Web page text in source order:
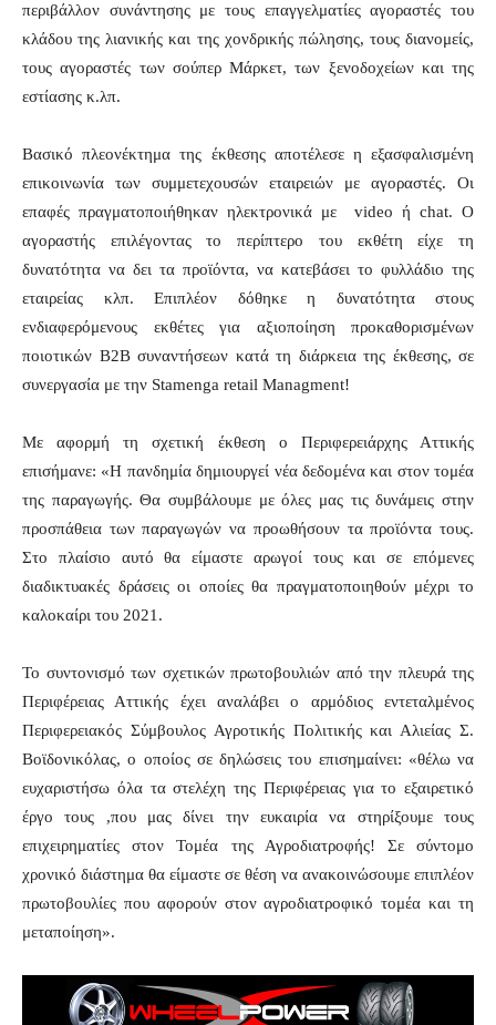
περιβάλλον συνάντησης με τους επαγγελματίες αγοραστές του
κλάδου της λιανικής και της χονδρικής πώλησης, τους διανομείς,
τους αγοραστές των σούπερ Μάρκετ, των ξενοδοχείων και της
εστίασης κ.λπ.
Βασικό πλεονέκτημα της έκθεσης αποτέλεσε η εξασφαλισμένη
επικοινωνία των συμμετεχουσών εταιρειών με αγοραστές. Οι
επαφές πραγματοποιήθηκαν ηλεκτρονικά με video ή chat. Ο
αγοραστής επιλέγοντας το περίπτερο του εκθέτη είχε τη
δυνατότητα να δει τα προϊόντα, να κατεβάσει το φυλλάδιο της
εταιρείας κλπ. Επιπλέον δόθηκε η δυνατότητα στους
ενδιαφερόμενους εκθέτες για αξιοποίηση προκαθορισμένων
ποιοτικών Β2Β συναντήσεων κατά τη διάρκεια της έκθεσης, σε
συνεργασία με την Stamenga retail Managment!
Με αφορμή τη σχετική έκθεση ο Περιφερειάρχης Αττικής
επισήμανε: «Η πανδημία δημιουργεί νέα δεδομένα και στον τομέα
της παραγωγής. Θα συμβάλουμε με όλες μας τις δυνάμεις στην
προσπάθεια των παραγωγών να προωθήσουν τα προϊόντα τους.
Στο πλαίσιο αυτό θα είμαστε αρωγοί τους και σε επόμενες
διαδικτυακές δράσεις οι οποίες θα πραγματοποιηθούν μέχρι το
καλοκαίρι του 2021.
Το συντονισμό των σχετικών πρωτοβουλιών από την πλευρά της
Περιφέρειας Αττικής έχει αναλάβει ο αρμόδιος εντεταλμένος
Περιφερειακός Σύμβουλος Αγροτικής Πολιτικής και Αλιείας Σ.
Βοϊδονικόλας, ο οποίος σε δηλώσεις του επισημαίνει: «θέλω να
ευχαριστήσω όλα τα στελέχη της Περιφέρειας για το εξαιρετικό
έργο τους ,που μας δίνει την ευκαιρία να στηρίξουμε τους
επιχειρηματίες στον Τομέα της Αγροδιατροφής! Σε σύντομο
χρονικό διάστημα θα είμαστε σε θέση να ανακοινώσουμε επιπλέον
πρωτοβουλίες που αφορούν στον αγροδιατροφικό τομέα και τη
μεταποίηση».